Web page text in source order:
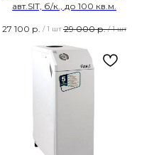
авт.SIT, б/к., до 100 кв.м.
27 100 р. / 1 шт 29 000 р. / 1 шт